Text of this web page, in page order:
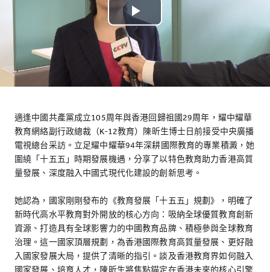
Play
Video
適逢中國共產黨成立105周年與香港回歸祖國29周年，耀中耀華
教育網絡副行政總裁（K-12教育）陳昕生博士日前接受中央廣播
電視總台采訪。立足耀中耀華94年深耕國際教育的專業積澱，她
圍繞「十五五」時期發展機遇，分享了以特色教育助力香港高質
量發展、深度融入中國式現代化建設的創新思考。
她認為，國家剛剛發布的《教育發展「十五五」規劃》，明確了
新時代高水平教育對外開放的核心方向：吸納全球優質教育創新
資源、打造具有全球影響力的中國教育品牌、積極參與全球教育
治理。這一國家頂層規劃，為香港國際教育高質量發展、更好融
入國家發展大局，提供了清晰的指引。談及香港教育界如何融入
國家發展、培育人才，陳昕生將焦點錨定在香港未來的核心引擎